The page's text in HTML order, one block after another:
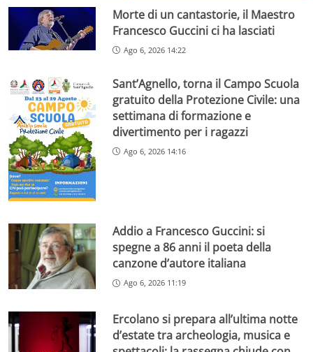
Morte di un cantastorie, il Maestro
Francesco Guccini ci ha lasciati
Ago 6, 2026 14:22
Sant’Agnello, torna il Campo Scuola
gratuito della Protezione Civile: una
settimana di formazione e
divertimento per i ragazzi
Ago 6, 2026 14:16
Addio a Francesco Guccini: si
spegne a 86 anni il poeta della
canzone d’autore italiana
Ago 6, 2026 11:19
Ercolano si prepara all’ultima notte
d’estate tra archeologia, musica e